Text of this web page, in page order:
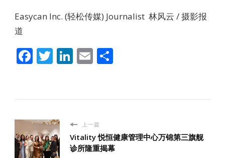
Easycan Inc. (轻松传媒) Journalist 林风云 / 摄影报
道
Facebook
Twitter
LinkedIn
Email
上一篇
Vitality 悦恒健康管理中心万锦第三旗舰
诊所隆重揭幕